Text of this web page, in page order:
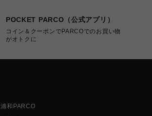
POCKET PARCO（公式アプリ）
コイン＆クーポンでPARCOでのお買い物
がオトクに
浦和PARCO